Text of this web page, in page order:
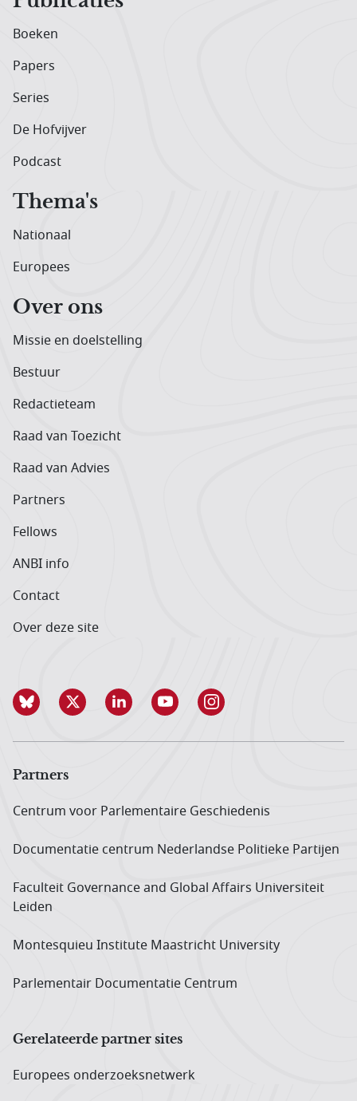
Boeken
Papers
Series
De Hofvijver
Podcast
Thema's
Nationaal
Europees
Over ons
Missie en doelstelling
Bestuur
Redactieteam
Raad van Toezicht
Raad van Advies
Partners
Fellows
ANBI info
Contact
Over deze site
Partners
Centrum voor Parlementaire Geschiedenis
Documentatie centrum Neder­landse Politieke Partijen
Faculteit Governance and Global Affairs Universiteit
Leiden
Montesquieu Institute Maastricht University
Parlementair Documentatie Centrum
Gerelateerde partner sites
Europees onderzoeks­netwerk